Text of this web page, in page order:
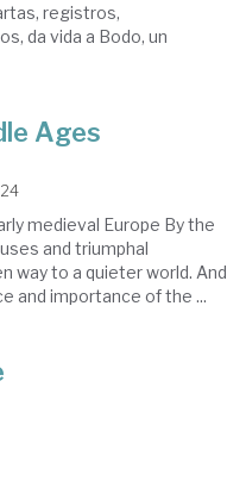
registros,
da vida a Bodo, un
Ages
medieval Europe By the
and triumphal
way to a quieter world. And
and importance of the ...